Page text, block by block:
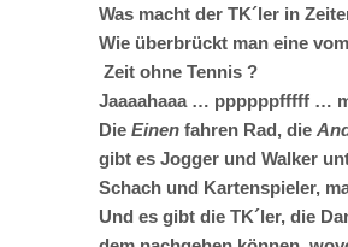
Was macht der TK´ler in
Wie überbrückt man eine
Zeit ohne Tennis ?
Jaaaahaaa … ppppppfffff …
Die Einen fahren Rad, die
gibt es Jogger und Walker
Schach und Kartenspieler,
Und es gibt die TK´ler, die